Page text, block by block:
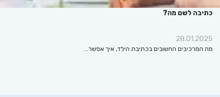
כתיבה לשם מה?
28.01.2025
מה המרכיבים החשובים בכתיבת הילד, איך אפשר…